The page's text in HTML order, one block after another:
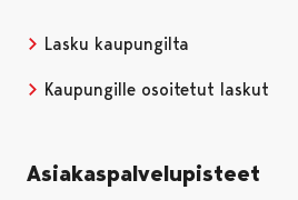
Lasku kaupungilta
Kaupungille osoitetut laskut
Asiakaspalvelupisteet